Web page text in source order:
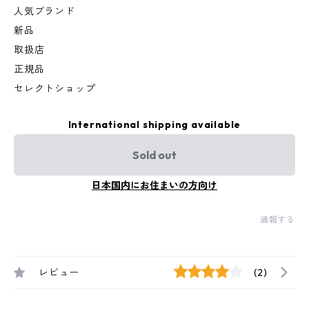
人気ブランド
新品
取扱店
正規品
セレクトショップ
International shipping available
Sold out
日本国内にお住まいの方向け
通報する
レビュー (2)